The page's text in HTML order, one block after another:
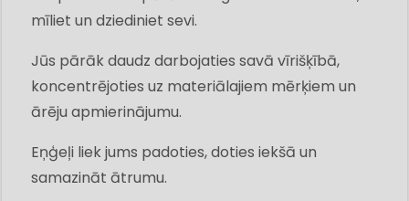
mīliet un dziediniet sevi.
Jūs pārāk daudz darbojaties savā vīrišķībā,
koncentrējoties uz materiālajiem mērķiem un
ārēju apmierinājumu.
Eņģeļi liek jums padoties, doties iekšā un
samazināt ātrumu.